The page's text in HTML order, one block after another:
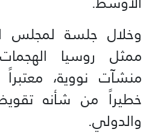
وخلال جلسة لمجلس
ممثل روسيا
منشآت نووية، معتبراً
خطيراً من شأنه
والدولي.